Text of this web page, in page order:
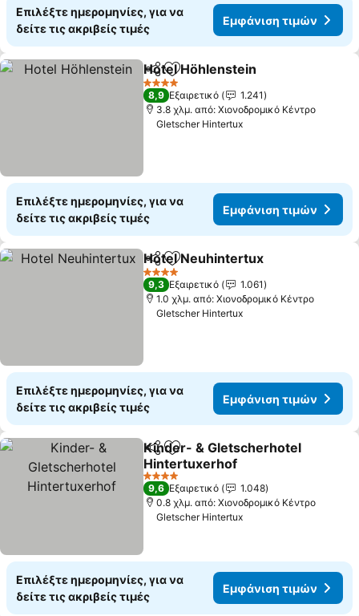
Επιλέξτε ημερομηνίες, για να
δείτε τις ακριβείς τιμές
Εμφάνιση τιμών
Κοινοποίηση
Προσθήκη στα αγαπημένα
Hotel Höhlenstein
4 Αστέρια
8,9 Εξαιρετικό
1.241
3.8 χλμ. από: Χιονοδρομικό Κέντρο
Gletscher Hintertux
Επιλέξτε ημερομηνίες, για να
δείτε τις ακριβείς τιμές
Εμφάνιση τιμών
Κοινοποίηση
Προσθήκη στα αγαπημένα
Hotel Neuhintertux
4 Αστέρια
9,3 Εξαιρετικό
1.061
1.0 χλμ. από: Χιονοδρομικό Κέντρο
Gletscher Hintertux
Επιλέξτε ημερομηνίες, για να
δείτε τις ακριβείς τιμές
Εμφάνιση τιμών
Κοινοποίηση
Προσθήκη στα αγαπημένα
Kinder- & Gletscherhotel
Hintertuxerhof
Εμφάνιση τιμών
4 Αστέρια
9,6 Εξαιρετικό
1.048
0.8 χλμ. από: Χιονοδρομικό Κέντρο
Gletscher Hintertux
Επιλέξτε ημερομηνίες, για να
δείτε τις ακριβείς τιμές
Εμφάνιση τιμών